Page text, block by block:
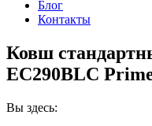
Блог
Контакты
Ковш
EC290BLC
Вы здесь: